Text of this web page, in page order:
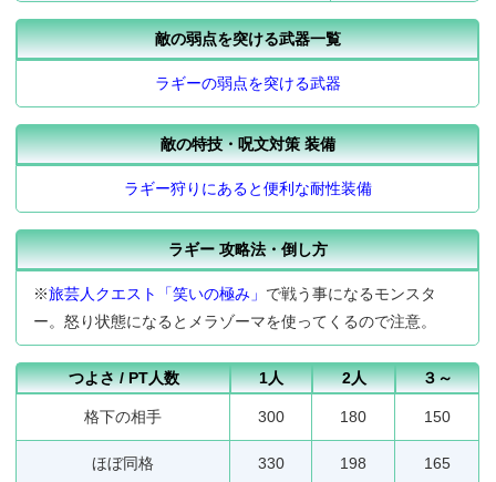
敵の弱点を突ける武器一覧
ラギーの弱点を突ける武器
敵の特技・呪文対策 装備
ラギー狩りにあると便利な耐性装備
ラギー 攻略法・倒し方
※旅芸人クエスト「笑いの極み」 で戦う事になるモンスタ
ー。怒り状態になるとメラゾーマを使ってくるので注意。
つよさ / PT人数 1人 2人 ３～
格下の相手 300 180 150
ほぼ同格 330 198 165